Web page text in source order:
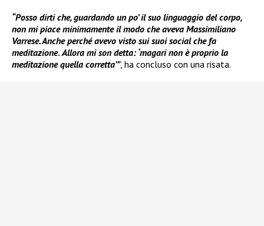
“Posso dirti che, guardando un po’ il suo linguaggio del corpo,
non mi piace minimamente il modo che aveva Massimiliano
Varrese. Anche perché avevo visto sui suoi social che fa
meditazione. Allora mi son detta: ‘magari non è proprio la
meditazione quella corretta’”, ha concluso con una risata.